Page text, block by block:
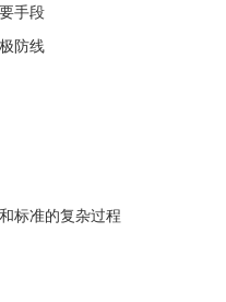
手段
防线
标准的复杂过程